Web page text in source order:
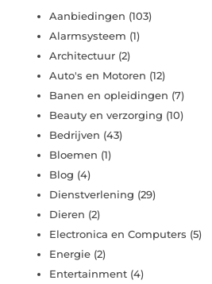
Aanbiedingen (103)
Alarmsysteem (1)
Architectuur (2)
Auto's en Motoren (12)
Banen en opleidingen (7)
Beauty en verzorging (10)
Bedrijven (43)
Bloemen (1)
Blog (4)
Dienstverlening (29)
Dieren (2)
Electronica en Computers (5)
Energie (2)
Entertainment (4)